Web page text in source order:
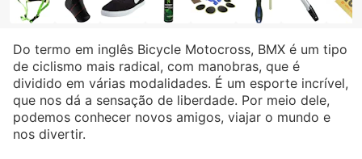
Do termo em inglês Bicycle Motocross, BMX é um tipo
de ciclismo mais radical, com manobras, que é
dividido em várias modalidades. É um esporte incrível,
que nos dá a sensação de liberdade. Por meio dele,
podemos conhecer novos amigos, viajar o mundo e
nos divertir.